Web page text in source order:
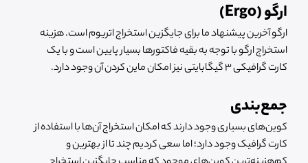
ارگو (Ergo)
ارگو آخرین پیشنهاد ما برای جایگزین استخراج اتریوم است. هزینه
استخراج ارگو با توجه به بقیه فاکتورها بسیار پایین است و با یک
کارت گرافیکی 3 گیگابایتی نیز امکان ماین کردن آن وجود دارد.
جمع‌بندی
کوین‌های بسیاری وجود دارند که امکان استخراج آن‌ها با استفاده از
کارت گرافیک وجود دارد؛ اما سعی کردیم چند تا از بهترین و